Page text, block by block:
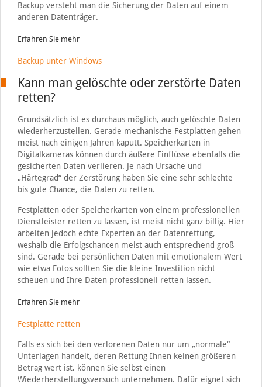
Backup versteht man die Sicherung der Daten auf einem
anderen Datenträger.
Erfahren Sie mehr
Backup unter Windows
Kann man gelöschte oder zerstörte Daten
retten?
Grundsätzlich ist es durchaus möglich, auch gelöschte Daten
wiederherzustellen. Gerade mechanische Festplatten gehen
meist nach einigen Jahren kaputt. Speicherkarten in
Digitalkameras können durch äußere Einflüsse ebenfalls die
gesicherten Daten verlieren. Je nach Ursache und
„Härtegrad“ der Zerstörung haben Sie eine sehr schlechte
bis gute Chance, die Daten zu retten.
Festplatten oder Speicherkarten von einem professionellen
Dienstleister retten zu lassen, ist meist nicht ganz billig. Hier
arbeiten jedoch echte Experten an der Datenrettung,
weshalb die Erfolgschancen meist auch entsprechend groß
sind. Gerade bei persönlichen Daten mit emotionalem Wert
wie etwa Fotos sollten Sie die kleine Investition nicht
scheuen und Ihre Daten professionell retten lassen.
Erfahren Sie mehr
Festplatte retten
Falls es sich bei den verlorenen Daten nur um „normale“
Unterlagen handelt, deren Rettung Ihnen keinen größeren
Betrag wert ist, können Sie selbst einen
Wiederherstellungsversuch unternehmen. Dafür eignet sich